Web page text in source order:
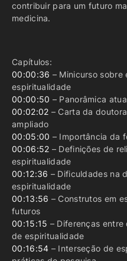
contribuir para um futuro
medicina.
Capítulos:
00:00:36 – Minicurso sobre
espiritualidade
00:00:50 – Panorâmica
00:02:02 – Carta da
ampliado
00:05:00 – Importância da
00:06:52 – Definições de
espiritualidade
00:12:36 – Dificuldades na
espiritualidade
00:13:56 – Construtos em
futuros
00:15:15 – Diferenças
de espiritualidade
00:16:54 – Interseção de